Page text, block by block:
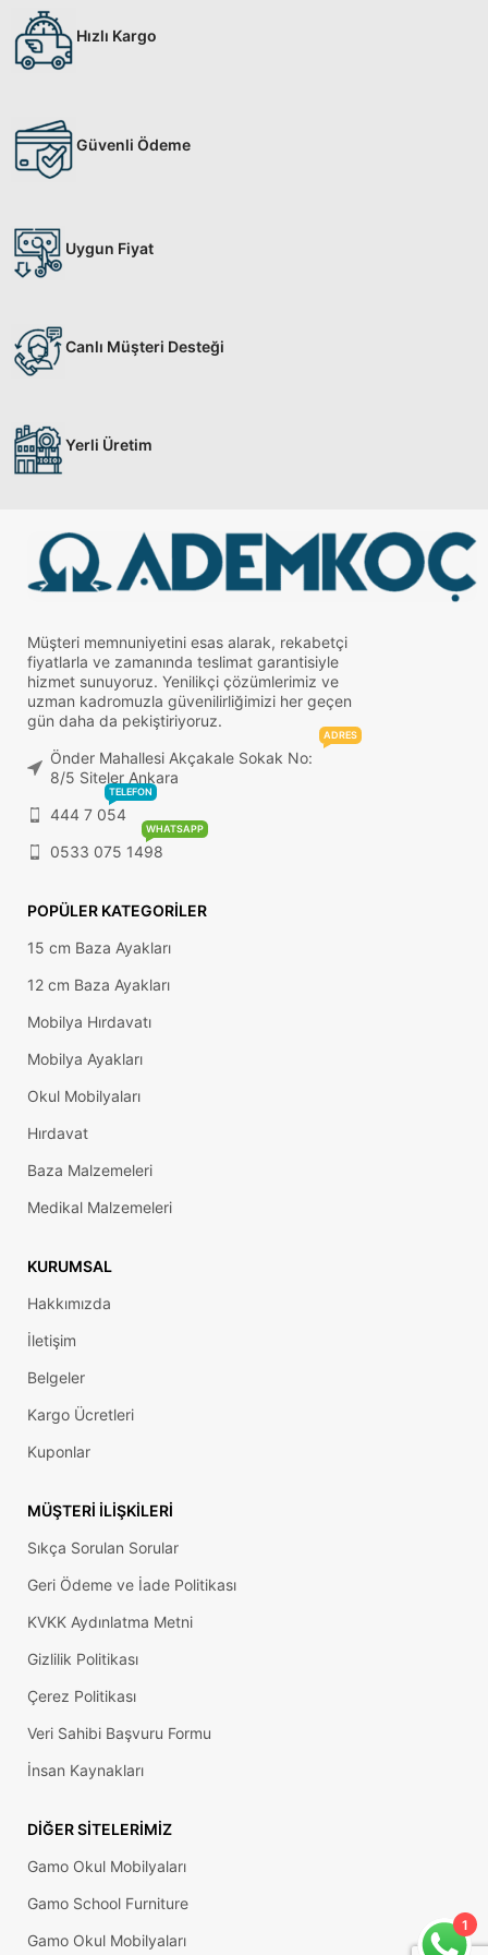
Hızlı Kargo
Güvenli Ödeme
Uygun Fiyat
Canlı Müşteri Desteği
Yerli Üretim
Müşteri memnuniyetini esas alarak, rekabetçi
fiyatlarla ve zamanında teslimat garantisiyle
hizmet sunuyoruz. Yenilikçi çözümlerimiz ve
uzman kadromuzla güvenilirliğimizi her geçen
gün daha da pekiştiriyoruz.
Önder Mahallesi Akçakale Sokak No:
8/5 Siteler Ankara
ADRES
444 7 054
TELEFON
0533 075 1498
WHATSAPP
POPÜLER KATEGORILER
15 cm Baza Ayakları
12 cm Baza Ayakları
Mobilya Hırdavatı
Mobilya Ayakları
Okul Mobilyaları
Hırdavat
Baza Malzemeleri
Medikal Malzemeleri
KURUMSAL
Hakkımızda
İletişim
Belgeler
Kargo Ücretleri
Kuponlar
MÜŞTERI İLIŞKILERI
Sıkça Sorulan Sorular
Geri Ödeme ve İade Politikası
KVKK Aydınlatma Metni
Gizlilik Politikası
Çerez Politikası
Veri Sahibi Başvuru Formu
İnsan Kaynakları
DIĞER SITELERIMIZ
Gamo Okul Mobilyaları
Gamo School Furniture
Gamo Okul Mobilyaları
1